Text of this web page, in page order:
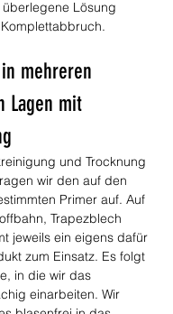
Lösung
mehreren
Lagen mit
und Trocknung
wir den auf den
Primer auf. Auf
Trapezblech
jeweils ein eigens dafür
zum Einsatz. Es folgt
in die wir das
einarbeiten. Wir